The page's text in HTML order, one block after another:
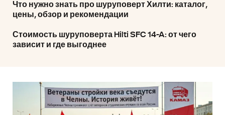
Что нужно знать про шуруповерт Хилти: каталог,
цены, обзор и рекомендации
Стоимость шуруповерта Hilti SFC 14-A: от чего
зависит и где выгоднее